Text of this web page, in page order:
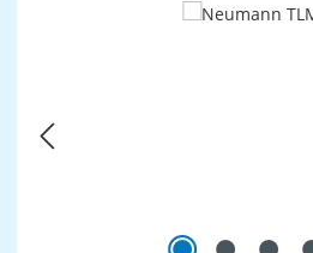
Bildergalerie überspringen